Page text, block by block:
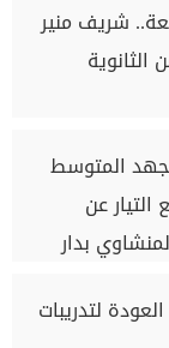
شريف منير
الثانوية
الجهد المتوسط
عن
بدار
لتدريبات